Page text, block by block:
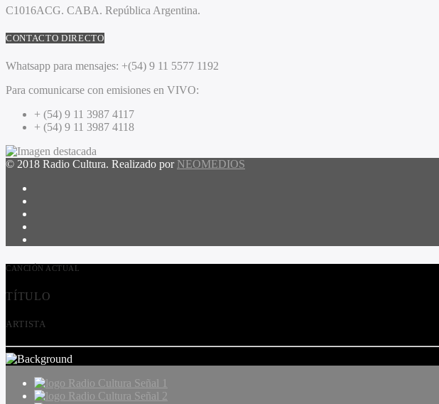
C1016ACG. CABA. República Argentina.
CONTACTO DIRECTO
Whatsapp para mensajes: +(54) 9 11 5577 1192
Para comunicarse con emisiones en VIVO:
+ (54) 9 11 3987 4117
+ (54) 9 11 3987 4118
© 2018 Radio Cultura. Realizado por NEOMEDIOS
CANCIÓN ACTUAL
TÍTULO
ARTISTA
Radio Cultura Señal 1
Radio Cultura Señal 2